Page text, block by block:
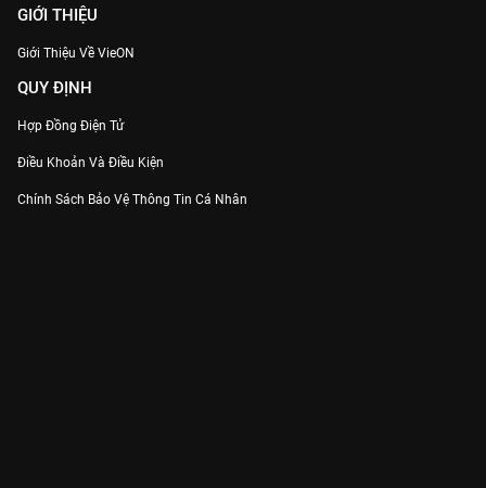
GIỚI THIỆU
Giới Thiệu Về VieON
QUY ĐỊNH
Hợp Đồng Điện Tử
Điều Khoản Và Điều Kiện
Chính Sách Bảo Vệ Thông Tin Cá Nhân